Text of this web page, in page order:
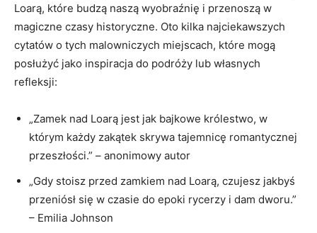
Loarą, które budzą naszą wyobraźnię i​ przenoszą w
magiczne ⁤czasy historyczne. Oto⁣ kilka ⁢najciekawszych
cytatów o tych malowniczych miejscach, które mogą
posłużyć jako inspiracja do podróży lub własnych
refleksji:
„Zamek nad Loarą jest jak bajkowe królestwo, w
którym każdy‍ zakątek⁤ skrywa tajemnicę romantycznej
przeszłości.”​ – anonimowy autor
„Gdy⁢ stoisz ⁢przed zamkiem nad Loarą, czujesz jakbyś
przeniósł się w czasie do epoki rycerzy i dam dworu.”
– ‌Emilia Johnson